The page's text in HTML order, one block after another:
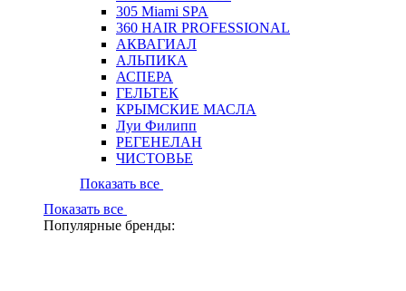
305 Miami SPA
360 HAIR PROFESSIONAL
АКВАГИАЛ
АЛЬПИКА
АСПЕРА
ГЕЛЬТЕК
КРЫМСКИЕ МАСЛА
Луи Филипп
РЕГЕНЕЛАН
ЧИСТОВЬЕ
Показать все
Показать все
Популярные бренды: